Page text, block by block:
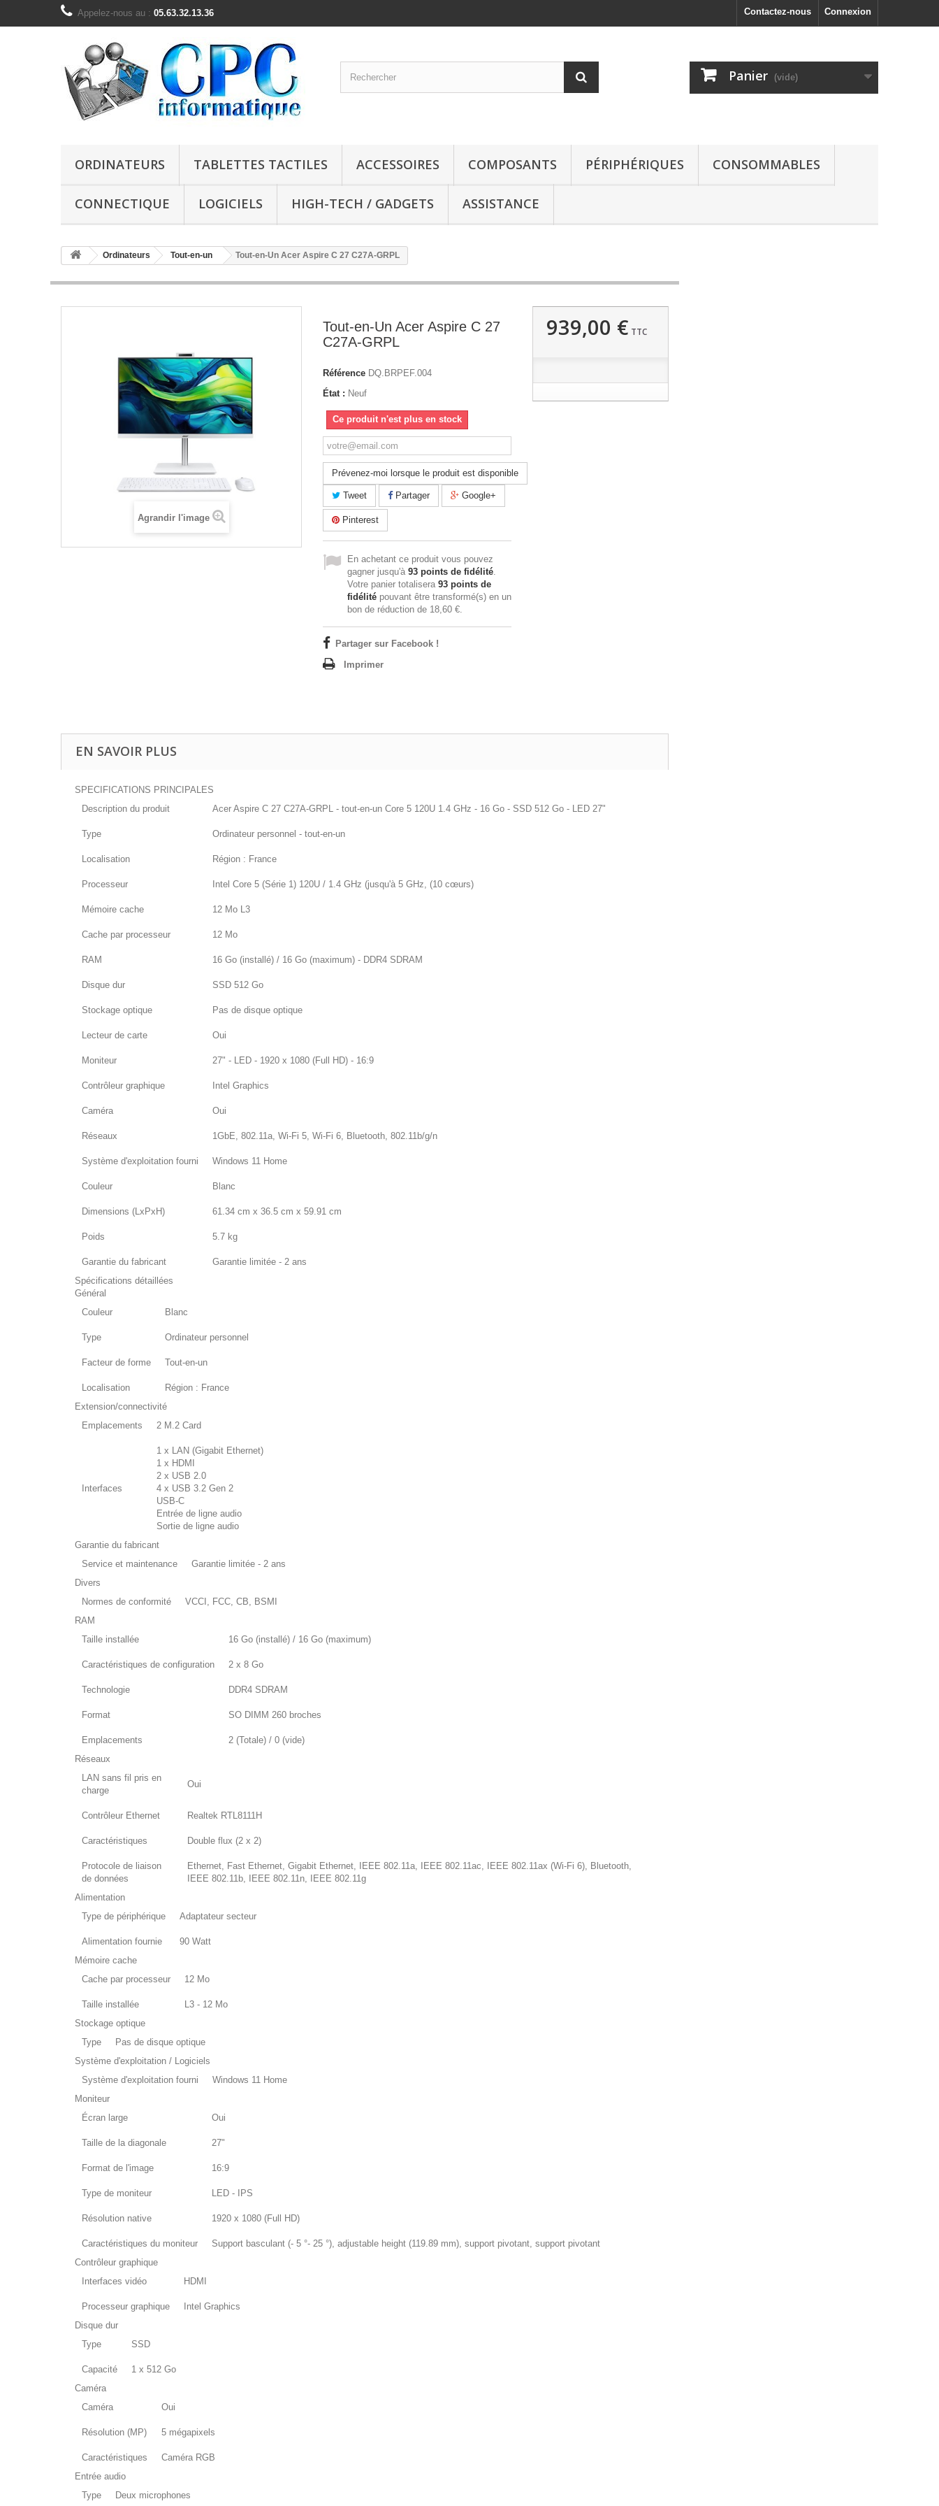
Connexion
Contactez-nous
Appelez-nous au : 05.63.32.13.36
Panier (vide)
ORDINATEURS TABLETTES TACTILES ACCESSOIRES COMPOSANTS PÉRIPHÉRIQUES CONSOMMABLES
CONNECTIQUE LOGICIELS HIGH-TECH / GADGETS ASSISTANCE
Ordinateurs Tout-en-un Tout-en-Un Acer Aspire C 27 C27A-GRPL
Agrandir l'image
Tout-en-Un Acer Aspire C 27
C27A-GRPL
Référence DQ.BRPEF.004
État : Neuf
Ce produit n'est plus en stock
Prévenez-moi lorsque le produit est disponible
Tweet Partager Google+
Pinterest
En achetant ce produit vous pouvez
gagner jusqu'à 93 points de fidélité.
Votre panier totalisera 93 points de
fidélité pouvant être transformé(s) en un
bon de réduction de 18,60 €.
Partager sur Facebook !
Imprimer
939,00 € TTC
EN SAVOIR PLUS
SPECIFICATIONS PRINCIPALES
Description du produit
Acer Aspire C 27 C27A-GRPL - tout-en-un Core 5 120U 1.4 GHz - 16 Go - SSD 512 Go - LED 27"
Type Ordinateur personnel - tout-en-un
Localisation Région : France
Processeur Intel Core 5 (Série 1) 120U / 1.4 GHz (jusqu'à 5 GHz, (10 cœurs)
Mémoire cache 12 Mo L3
Cache par processeur 12 Mo
RAM 16 Go (installé) / 16 Go (maximum) - DDR4 SDRAM
Disque dur SSD 512 Go
Stockage optique Pas de disque optique
Lecteur de carte Oui
Moniteur 27" - LED - 1920 x 1080 (Full HD) - 16:9
Contrôleur graphique Intel Graphics
Caméra Oui
Réseaux 1GbE, 802.11a, Wi-Fi 5, Wi-Fi 6, Bluetooth, 802.11b/g/n
Système d'exploitation fourni Windows 11 Home
Couleur Blanc
Dimensions (LxPxH) 61.34 cm x 36.5 cm x 59.91 cm
Poids 5.7 kg
Garantie du fabricant
Garantie limitée - 2 ans
Spécifications détaillées
Général
Couleur
Blanc
Type Ordinateur personnel
Facteur de forme Tout-en-un
Localisation
Région : France
Extension/connectivité
Emplacements
2 M.2 Card
Interfaces
1 x LAN (Gigabit Ethernet)
1 x HDMI
2 x USB 2.0
4 x USB 3.2 Gen 2
USB-C
Entrée de ligne audio
Sortie de ligne audio
Garantie du fabricant
Service et maintenance
Garantie limitée - 2 ans
Divers
Normes de conformité
VCCI, FCC, CB, BSMI
RAM
Taille installée
16 Go (installé) / 16 Go (maximum)
Caractéristiques de configuration 2 x 8 Go
Technologie DDR4 SDRAM
Format SO DIMM 260 broches
Emplacements
2 (Totale) / 0 (vide)
Réseaux
LAN sans fil pris en
charge
Oui
Contrôleur Ethernet Realtek RTL8111H
Caractéristiques Double flux (2 x 2)
Protocole de liaison
de données
Ethernet, Fast Ethernet, Gigabit Ethernet, IEEE 802.11a, IEEE 802.11ac, IEEE 802.11ax (Wi-Fi 6), Bluetooth,
IEEE 802.11b, IEEE 802.11n, IEEE 802.11g
Alimentation
Type de périphérique
Adaptateur secteur
Alimentation fournie
90 Watt
Mémoire cache
Cache par processeur
12 Mo
Taille installée
L3 - 12 Mo
Stockage optique
Type
Pas de disque optique
Système d'exploitation / Logiciels
Système d'exploitation fourni
Windows 11 Home
Moniteur
Écran large
Oui
Taille de la diagonale 27"
Format de l'image 16:9
Type de moniteur LED - IPS
Résolution native 1920 x 1080 (Full HD)
Caractéristiques du moniteur
Support basculant (- 5 °- 25 °), adjustable height (119.89 mm), support pivotant, support pivotant
Contrôleur graphique
Interfaces vidéo
HDMI
Processeur graphique
Intel Graphics
Disque dur
Type
SSD
Capacité
1 x 512 Go
Caméra
Caméra
Oui
Résolution (MP) 5 mégapixels
Caractéristiques
Caméra RGB
Entrée audio
Type
Deux microphones